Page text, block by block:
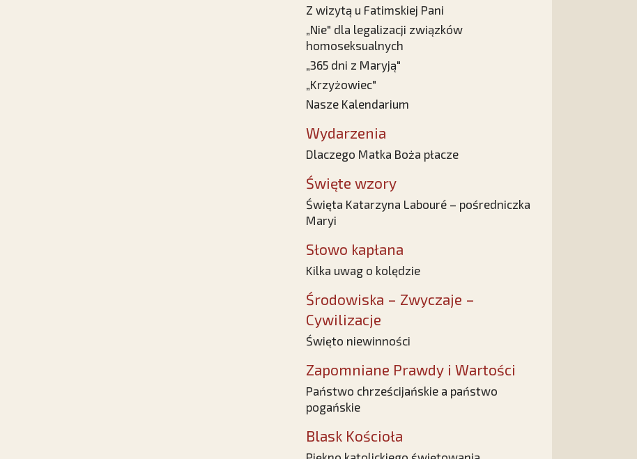
Z wizytą u Fatimskiej Pani
„Nie" dla legalizacji związków
homoseksualnych
„365 dni z Maryją"
„Krzyżowiec"
Nasze Kalendarium
Wydarzenia
Dlaczego Matka Boża płacze
Święte wzory
Święta Katarzyna Labouré – pośredniczka
Maryi
Słowo kapłana
Kilka uwag o kolędzie
Środowiska – Zwyczaje –
Cywilizacje
Święto niewinności
Zapomniane Prawdy i Wartości
Państwo chrześcijańskie a państwo
pogańskie
Blask Kościoła